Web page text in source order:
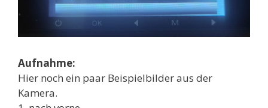
Aufnahme:
Hier noch ein paar Beispielbilder aus der
Kamera.